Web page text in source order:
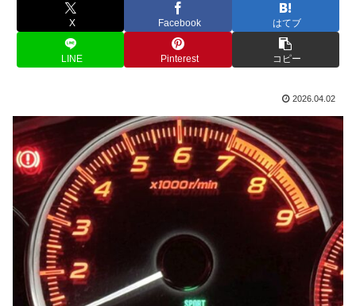
X Facebook はてブ
LINE Pinterest コピー
2026.04.02